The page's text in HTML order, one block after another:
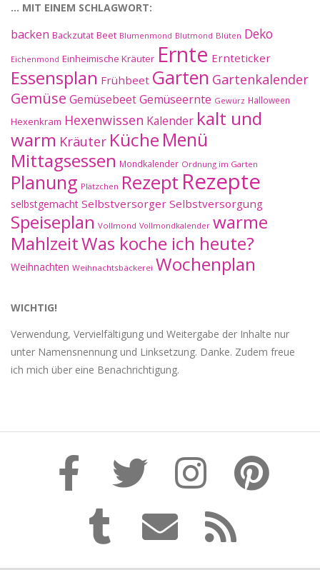
… MIT EINEM SCHLAGWORT:
backen Backzutat Beet Blumenmond Blutmond Blüten Deko
Eichenmond Einheimische Kräuter Ernte Ernteticker
Essensplan Frühbeet Garten Gartenkalender
Gemüse GemüsebeetGemüseernte Gewürz Halloween
Hexenkram Hexenwissen Kalender kalt und
warm Kräuter Küche Menü
Mittagsessen Mondkalender Ordnung im Garten
Planung Plätzchen Rezept Rezepte
selbstgemacht Selbstversorger Selbstversorgung
Speiseplan Vollmond Vollmondkalender warme
MahlzeitWas koche ich heute?
Weihnachten Weihnachtsbäckerei Wochenplan
WICHTIG!
Verwendung, Vervielfältigung und Weitergabe der Inhalte nur
unter Namensnennung und Linksetzung. Danke. Zudem freue
ich mich über eine Benachrichtigung.